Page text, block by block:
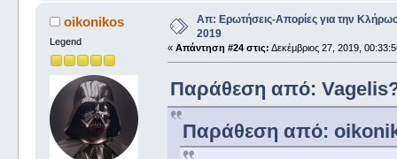
oikonikos
Legend
Απ: Ερωτήσεις-Απορίες για την
2019
«Απάντηση #24 στις: Δεκέμβριος 27, 2019,
Παράθεση από: Vagelis?
Παράθεση από: